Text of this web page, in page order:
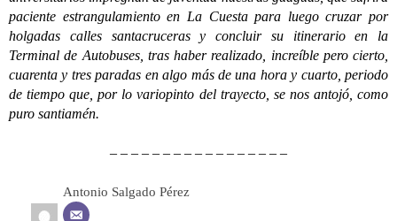
paciente estrangulamiento en La Cuesta para luego cruzar por
holgadas calles santacruceras y concluir su itinerario en la
Terminal de Autobuses, tras haber realizado, increíble pero cierto,
cuarenta y tres paradas en algo más de una hora y cuarto, periodo
de tiempo que, por lo variopinto del trayecto, se nos antojó, como
puro santiamén.
– – – – – – – – – – – – – – – – –
Antonio Salgado Pérez